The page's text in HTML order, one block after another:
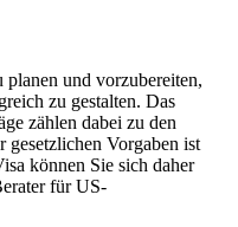
planen und vorzubereiten,
zu gestalten. Das
zählen dabei zu den
Vorgaben ist
können Sie sich daher
für US-